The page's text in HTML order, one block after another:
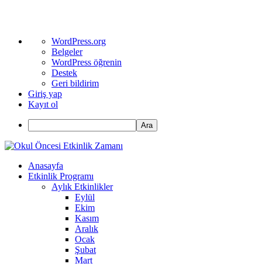
WordPress
hakkında
WordPress.org
Belgeler
WordPress öğrenin
Destek
Geri bildirim
Giriş yap
Kayıt ol
Ara
Anasayfa
Etkinlik Programı
Aylık Etkinlikler
Eylül
Ekim
Kasım
Aralık
Ocak
Şubat
Mart